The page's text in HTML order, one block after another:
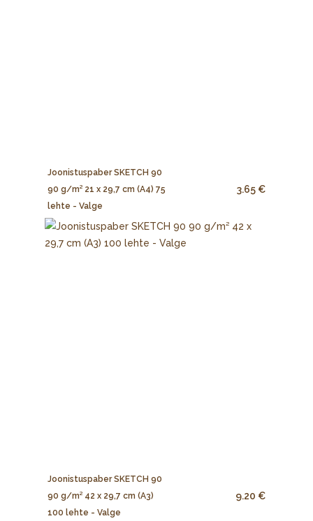
Joonistuspaber SKETCH 90
90 g/m² 21 x 29,7 cm (A4) 75
lehte - Valge
3.65 €
Joonistuspaber SKETCH 90
90 g/m² 42 x 29,7 cm (A3)
100 lehte - Valge
9.20 €